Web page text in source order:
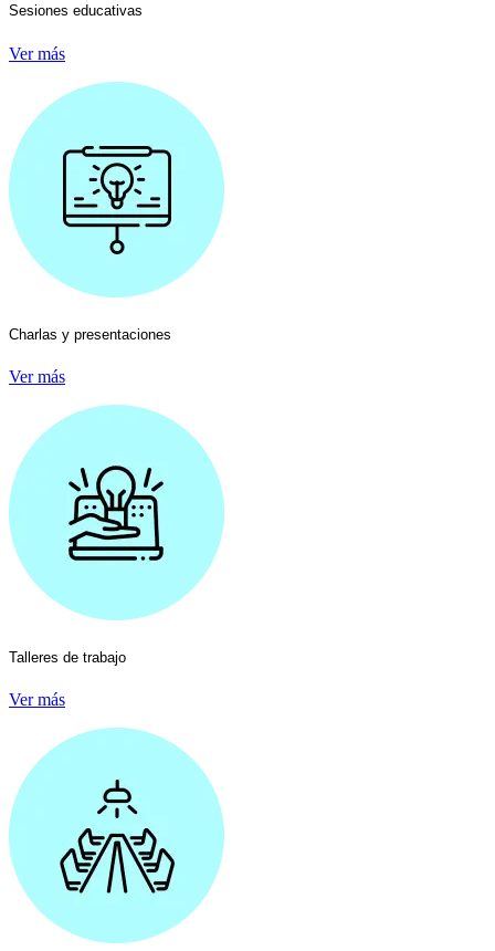
Sesiones educativas
Ver más
Charlas y presentaciones
Ver más
Talleres de trabajo
Ver más